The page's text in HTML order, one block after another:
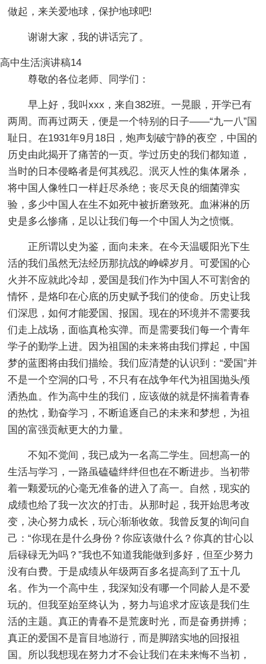
做起，来关爱地球，保护地球吧!
谢谢大家，我的讲话完了。
高中生活演讲稿14
尊敬的各位老师、同学们：
早上好，我叫xxx，来自382班。一晃眼，开学已有
两周。而再过两天，便是一个特别的日子——“九一八”国
耻日。在1931年9月18日，炮声划破宁静的夜空，中国的
历史由此揭开了痛苦的一页。学过历史的我们都知道，
当时的日本侵略者是何其残忍。泯灭人性的集体屠杀，
将中国人像牲口一样赶尽杀绝；丧尽天良的细菌弹实
验，多少中国人在生不如死中被折磨致死。血淋淋的历
史是多么惨痛，足以让我们每一个中国人为之愤慨。
正所谓以史为鉴，面向未来。在今天温暖阳光下生
活的我们虽然无法经历那抗战的峥嵘岁月。可爱国的心
火并不应就此冷却，爱国是我们作为中国人不可割舍的
情怀，是烙印在心底的历史赋予我们的使命。历史让我
们深思，如何才能爱国、报国。现在的环境并不需要我
们走上战场，面临真枪实弹。而是需要我们每一个青年
学子的勤学上进。因为祖国的未来将由我们撑起，中国
梦的蓝图将由我们描绘。我们应清楚的认识到：“爱国”并
不是一个空洞的口号，不只有在战争年代为祖国抛头颅
洒热血。作为高中生的我们，应该做的就是怀揣着青春
的热忱，勤奋学习，不断追逐自己的未来和梦想，为祖
国的富强贡献更大的力量。
不知不觉间，我已成为一名高二学生。回想高一的
生活与学习，一路虽磕磕绊绊但也在不断进步。当初带
着一颗爱玩的心毫无准备的进入了高一。自然，现实的
成绩也给了我一次次的打击。从那时起，我开始思考改
变，决心努力成长，玩心渐渐收敛。我曾反复的询问自
己：“你现在是什么身份？你应该做什么？你真的甘心以
后碌碌无为吗？”我也不知道我能做到多好，但至少努力
没有白费。于是成绩从年级两百多名提高到了五十几
名。作为一个高中生，我深知没有哪一个同龄人是不爱
玩的。但我至始至终认为，努力与追求才应该是我们生
活的主题。真正的青春不是荒废时光，而是奋勇拼搏；
真正的爱国不是盲目地游行，而是脚踏实地的回报祖
国。所以我想现在努力才不会让我们在未来悔不当初，